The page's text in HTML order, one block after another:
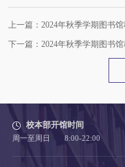
上一篇：2024年秋季学期图书
下一篇：2024年秋季学期图书
校本部开馆时间
周一至周日 8:00-22:00